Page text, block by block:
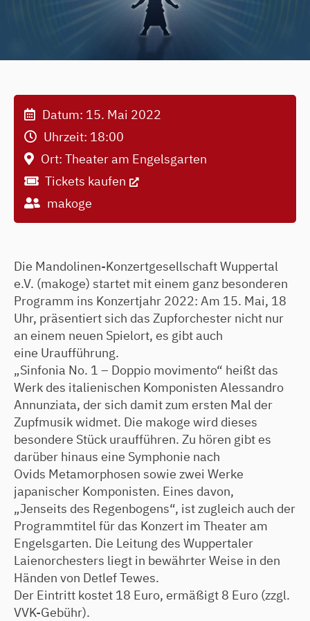
Datum: 15. Mai 2022
Uhrzeit: 18:00
Ort: Theater am Engelsgarten
Tickets kaufen
makoge
Die Mandolinen-Konzertgesellschaft Wuppertal
e.V. (makoge) startet mit einem ganz besonderen
Programm ins Konzertjahr 2022: Am 15. Mai, 18
Uhr, präsentiert sich das Zupforchester nicht nur
an einem neuen Spielort, es gibt auch
eine Uraufführung.
„Sinfonia No. 1 – Doppio movimento“ heißt das
Werk des italienischen Komponisten Alessandro
Annunziata, der sich damit zum ersten Mal der
Zupfmusik widmet. Die makoge wird dieses
besondere Stück uraufführen. Zu hören gibt es
darüber hinaus eine Symphonie nach
Ovids Metamorphosen sowie zwei Werke
japanischer Komponisten. Eines davon,
„Jenseits des Regenbogens“, ist zugleich auch der
Programmtitel für das Konzert im Theater am
Engelsgarten. Die Leitung des Wuppertaler
Laienorchesters liegt in bewährter Weise in den
Händen von Detlef Tewes.
Der Eintritt kostet 18 Euro, ermäßigt 8 Euro (zzgl.
VVK-Gebühr).